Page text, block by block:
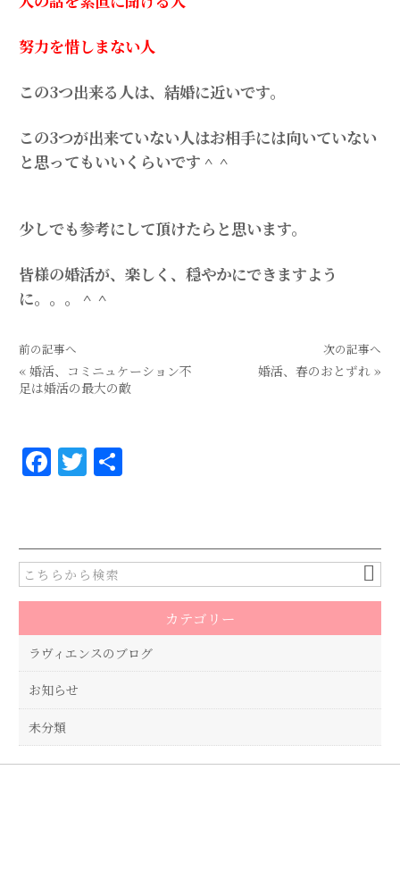
努力を惜しまない人
この3つ出来る人は、結婚に近いです。
この3つが出来ていない人はお相手には向いていない
と思ってもいいくらいです＾＾
少しでも参考にして頂けたらと思います。
皆様の婚活が、楽しく、穏やかにできますよう
に。。。＾＾
前の記事へ
« 婚活、コミニュケーション不
足は婚活の最大の敵
次の記事へ
婚活、春のおとずれ »
F
a
e
b
o
o
k
T
w
te
r
カテゴリー
ラヴィエンスのブログ
お知らせ
未分類